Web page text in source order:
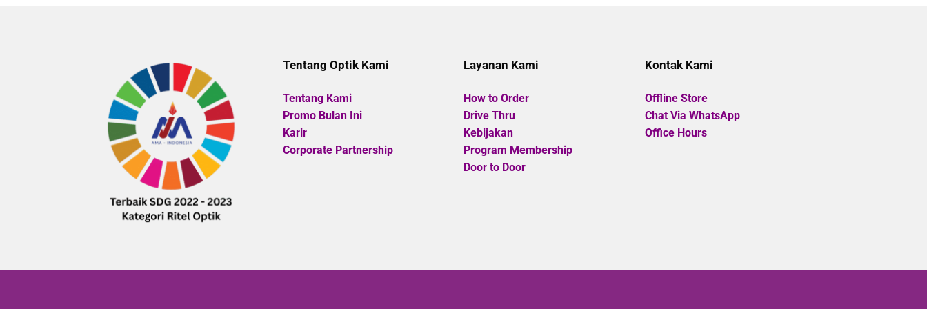
Tentang Optik Kami
Tentang Kami
Promo Bulan Ini
Karir
Corporate Partnership
Layanan Kami
How to Order
Drive Thru
Kebijakan
Program Membership
Door to Door
Kontak Kami
Offline Store
Chat Via WhatsApp
Office Hours